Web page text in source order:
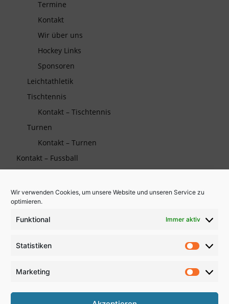
Wir verwenden Cookies, um unsere Website und unseren Service zu
optimieren.
Funktional Immer aktiv
Statistiken
Marketing
Termine
Kontakt
Wir über uns
Hockey Links
Sponsoren
Leichtathletik
Tischtennis
Kontakt – Tischtennis
Turnen
Kontakt – Turnen
Kontakt – Fussball
Die TSG auf Facebook
Partner und Sponsoren